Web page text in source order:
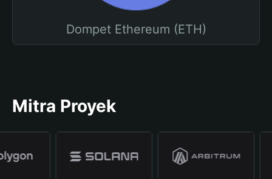
Dompet Ethereum (ETH)
Mitra Proyek